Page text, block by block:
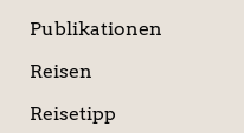
Publikationen
Reisen
Reisetipp